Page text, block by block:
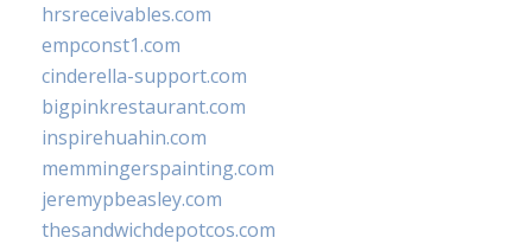
hrsreceivables.com
empconst1.com
cinderella-support.com
bigpinkrestaurant.com
inspirehuahin.com
memmingerspainting.com
jeremypbeasley.com
thesandwichdepotcos.com